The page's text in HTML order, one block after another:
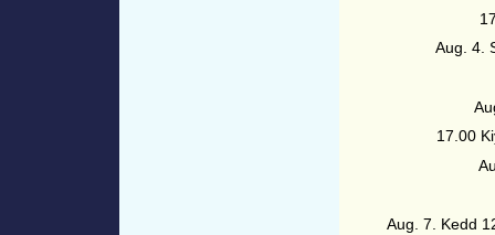
Aug. 4.
17.00
Aug. 7. Kedd